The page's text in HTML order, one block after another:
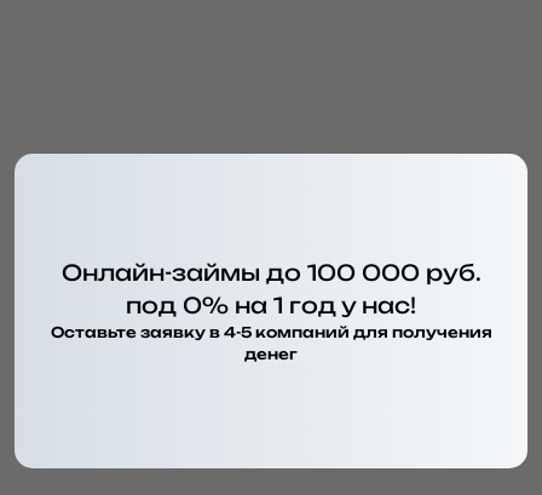
Онлайн-займы до 100 000 руб.
под 0% на 1 год у нас!
Оставьте заявку в 4-5 компаний для получения
денег